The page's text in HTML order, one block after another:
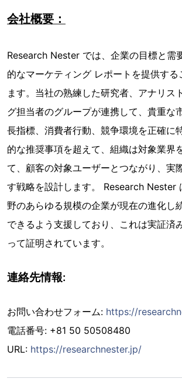
会社概要：
Research Nester では、企業の目標と需
的なマーケティング レポートを提供する
ます。当社の熟練した研究者、アナリス
グ担当者のグループが連携して、貴重な
長指標、消費者行動、競争環境を正確に
的な推奨事項を超えて、組織は対象業界
て、顧客の対象ユーザーとつながり、実
す戦略を設計します。 Research Nester
野のあらゆる規模の企業が現在の進化し
できるよう支援しており、これは実証済
って証明されています。
連絡先情報:
お問い合わせフォーム: https://
電話番号: +81 50 50508480
URL: https://researchnester.jp/